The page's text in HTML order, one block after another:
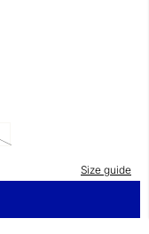
Size guide